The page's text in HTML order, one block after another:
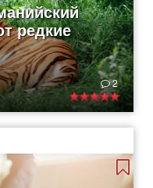
редкие
2